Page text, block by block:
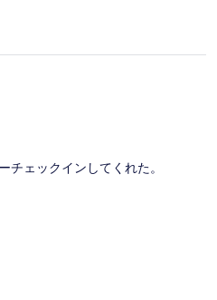
チェックインしてくれた。